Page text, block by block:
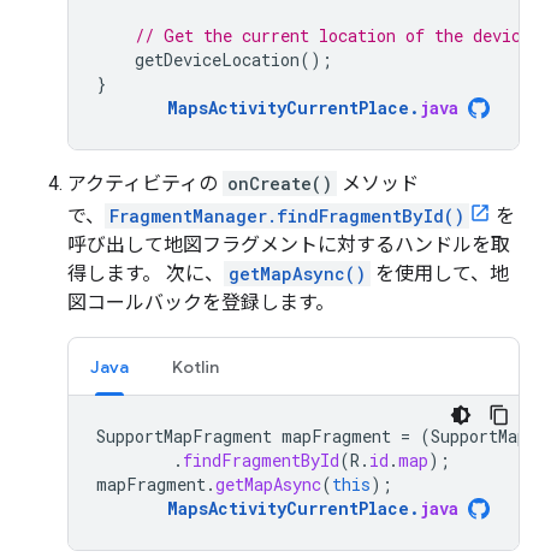
// Get the current location of the device
getDeviceLocation();
}
MapsActivityCurrentPlace . java
アクティビティの onCreate()
メソッド
で、
FragmentManager.findFragmentById()
を
呼び出して地図フラグメントに対するハンドルを取
得します。 次に、
getMapAsync() を使用して、地
図コールバックを登録します。
Java Kotlin
SupportMapFragment mapFragment = (
. findFragmentById(R . id .map);
mapFragment .getMapAsync(this);
MapsActivityCurrentPlace . java